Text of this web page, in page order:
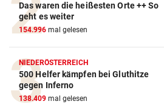
Das waren die heißesten Orte ++ So
geht es weiter
154.996 mal gelesen
NIEDERÖSTERREICH
500 Helfer kämpfen bei Gluthitze
gegen Inferno
138.409 mal gelesen